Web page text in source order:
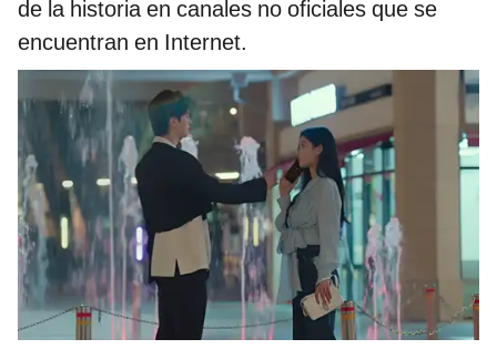
de la historia en canales no oficiales que se
encuentran en Internet.